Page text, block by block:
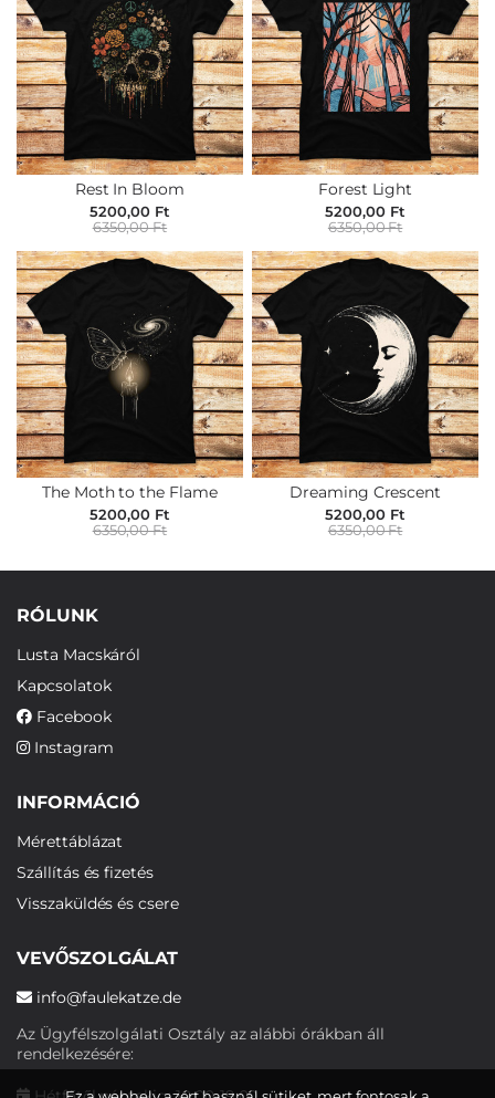
Rest In Bloom
5200,00 Ft
6350,00 Ft
Forest Light
5200,00 Ft
6350,00 Ft
The Moth to the Flame
5200,00 Ft
6350,00 Ft
Dreaming Crescent
5200,00 Ft
6350,00 Ft
RÓLUNK
Lusta Macskáról
Kapcsolatok
Facebook
Instagram
INFORMÁCIÓ
Mérettáblázat
Szállítás és fizetés
Visszaküldés és csere
VEVŐSZOLGÁLAT
info@faulekatze.de
Az Ügyfélszolgálati Osztály az alábbi órákban áll
rendelkezésére: